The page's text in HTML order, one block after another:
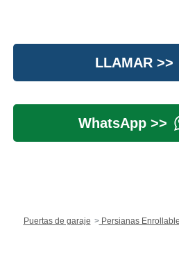
LLAMAR >>
WhatsApp >>
Puertas de garaje Persianas